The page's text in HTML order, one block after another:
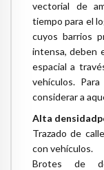
vectorial de
tiempo para el
cuyos barrios
intensa, deben
espacial a
vehículos.
considerar a
Alta
Trazado de
con vehículos.
Brotes de